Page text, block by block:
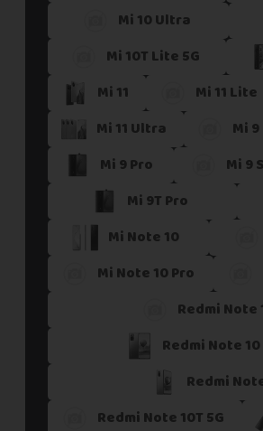
Si vous ne trouvez pas une offre
Vous pouvez éventuellement nous
Mi 10 Ultra
Mi 10T Lite 5G
Mi 11
Mi 11 Lite
Mi 11 Ultra
Mi 9
Mi 9 Pro
Mi 9
Mi 9T Pro
Mi Note 10
Mi Note 10 Pro
Redmi Note
Redmi Note
Redmi
Redmi Note 10T 5G